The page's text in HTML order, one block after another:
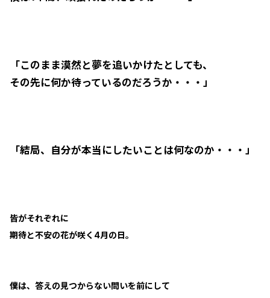
「このまま漠然と夢を追いかけたとしても、
その先に何か待っているのだろうか・・・」
「結局、自分が本当にしたいことは何なのか・・・」
皆がそれぞれに
期待と不安の花が咲く4月の日。
僕は、答えの見つからない問いを前にして